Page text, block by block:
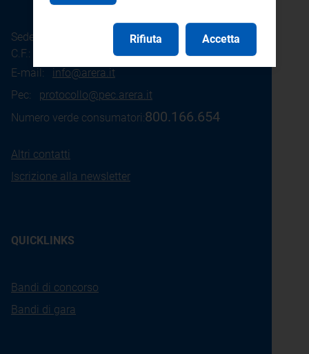
Sede legale: Piazza Cavour 5 - 20121 - Milano
C.F.: 97190020152
E-mail: info@arera.it
Pec: protocollo@pec.arera.it
Numero verde consumatori:800.166.654
Altri contatti
Iscrizione alla newsletter
QUICKLINKS
Bandi di concorso
Bandi di gara
Rifiuta Accetta